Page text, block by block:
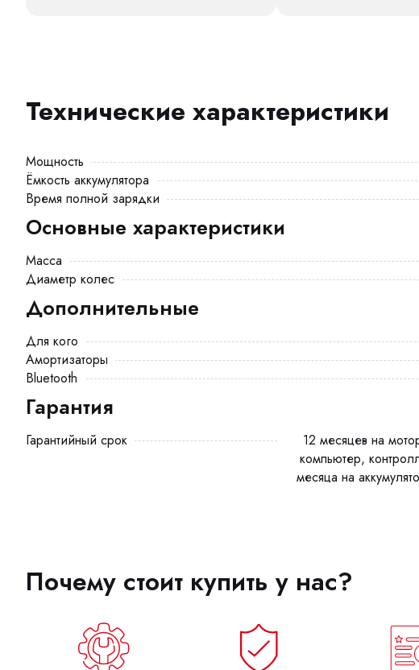
Технические характеристики
Мощность
Ёмкость аккумулятора
Время полной зарядки
Основные характеристики
Масса
Диаметр колес
Дополнительные
Для кого
Амортизаторы
Bluetooth
Гарантия
Гарантийный срок
12 месяцев на мотор-колесо, бортовой
компьютер,
месяца на
Почему стоит купить у нас?